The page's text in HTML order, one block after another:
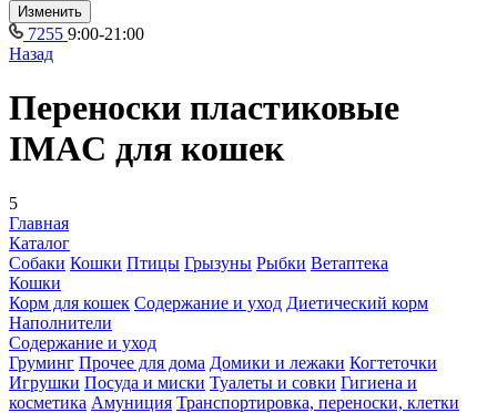
Изменить
7255 9:00-21:00
Назад
Переноски пластиковые
IMAC для кошек
5
Главная
Каталог
Собаки Кошки Птицы Грызуны Рыбки Ветаптека
Кошки
Корм для кошек Содержание и уход Диетический корм
Наполнители
Содержание и уход
Груминг Прочее для дома Домики и лежаки Когтеточки
Игрушки Посуда и миски Туалеты и совки Гигиена и
косметика Амуниция Транспортировка, переноски, клетки